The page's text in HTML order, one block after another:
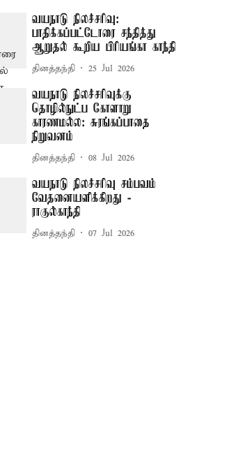
வயநாடு நிலச்சரிவு:
பாதிக்கப்பட்டோரை சந்தித்து
ஆறுதல் கூறிய பிரியங்கா காந்தி
தினத்தந்தி 25 Jul 2026
வயநாடு நிலச்சரிவுக்கு
தொழில்நுட்ப கோளாறு
காரணமல்ல: சுரங்கப்பாதை
நிறுவனம்
தினத்தந்தி 08 Jul 2026
வயநாடு நிலச்சரிவு சம்பவம்
வேதனையளிக்கிறது -
ராகுல்காந்தி
தினத்தந்தி 07 Jul 2026